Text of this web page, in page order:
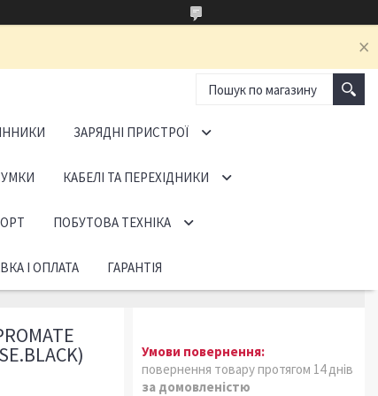
ЗАРЯДНІ ПРИСТРОЇ
КАБЕЛІ ТА ПЕРЕХІДНИКИ
ПОБУТОВА ТЕХНІКА
І ОПЛАТА ГАРАНТІЯ
повернення товару протягом 14 днів
за домовленістю